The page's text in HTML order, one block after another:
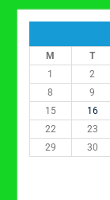
M T
1
2
8
9
15
16
22
23
29
30